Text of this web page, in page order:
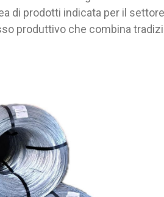
di prodotti indicata per il
produttivo che combina